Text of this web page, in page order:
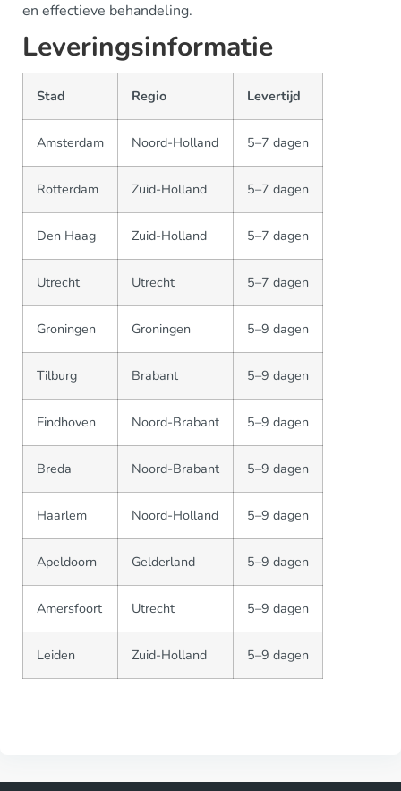
en effectieve behandeling.
Leveringsinformatie
Stad Regio Levertijd
Amsterdam Noord-Holland 5–7 dagen
Rotterdam Zuid-Holland 5–7 dagen
Den Haag Zuid-Holland 5–7 dagen
Utrecht Utrecht 5–7 dagen
Groningen Groningen 5–9 dagen
Tilburg Brabant 5–9 dagen
Eindhoven Noord-Brabant 5–9 dagen
Breda Noord-Brabant 5–9 dagen
Haarlem Noord-Holland 5–9 dagen
Apeldoorn Gelderland 5–9 dagen
Amersfoort Utrecht 5–9 dagen
Leiden Zuid-Holland 5–9 dagen